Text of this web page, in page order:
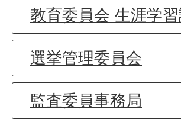
教育委員会 生涯学
選挙管理委員会
監査委員事務局